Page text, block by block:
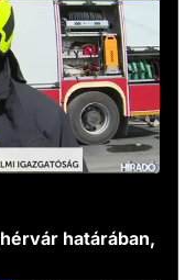
határában,